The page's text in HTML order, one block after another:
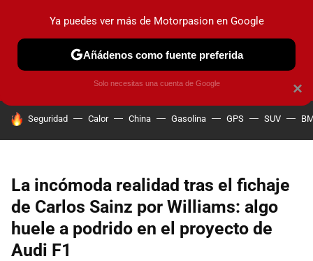
PRUEBAS COCHES ELÉCTRICOS OBSERVATORIO
HOY SE HABLA DE
Seguridad Calor China Gasolina GPS SUV
La incómoda realidad tras el fichaje
de Carlos Sainz por Williams: algo
huele a podrido en el proyecto de
Audi F1
×
Ya puedes ver más de Motorpasion en Google
Añádenos como fuente preferida
Solo necesitas una cuenta de Google